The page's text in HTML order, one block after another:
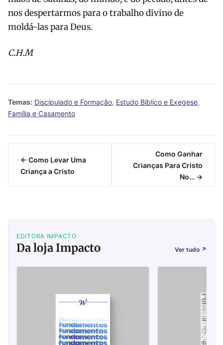
nos despertarmos para o trabalho divino de
moldá-las para Deus.
C.H.M
Temas: Discipulado e Formação, Estudo Bíblico e Exegese,
Família e Casamento
← Como Levar Uma
Criança a Cristo
Como Ganhar
Crianças Para Cristo
No… →
EDITORA IMPACTO
Da loja Impacto Ver tudo ↗